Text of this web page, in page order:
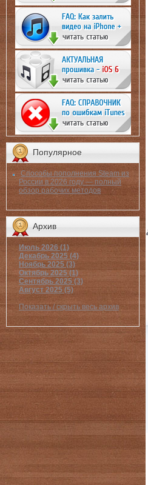
Популярное
Способы пополнения Steam из
России в 2026 году — полный
обзор рабочих методов
Архив
Июль 2026 (1)
Декабрь 2025 (4)
Ноябрь 2025 (3)
Октябрь 2025 (1)
Сентябрь 2025 (3)
Август 2025 (5)
Показать / скрыть весь архив